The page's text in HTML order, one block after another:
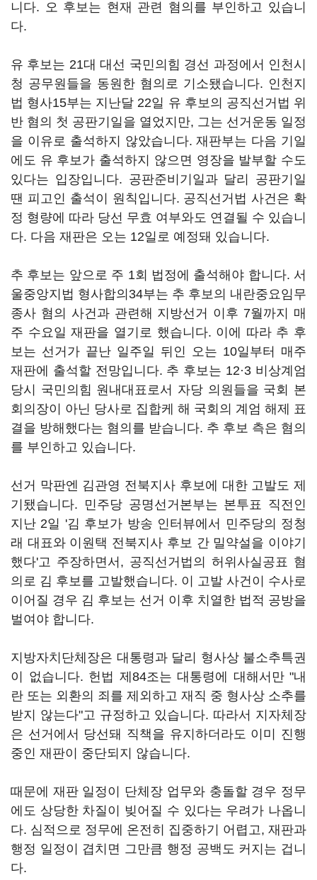
니다. 오 후보는 현재 관련 혐의를 부인하고 있습니
다.
유 후보는 21대 대선 국민의힘 경선 과정에서 인천시
청 공무원들을 동원한 혐의로 기소됐습니다. 인천지
법 형사15부는 지난달 22일 유 후보의 공직선거법 위
반 혐의 첫 공판기일을 열었지만, 그는 선거운동 일정
을 이유로 출석하지 않았습니다. 재판부는 다음 기일
에도 유 후보가 출석하지 않으면 영장을 발부할 수도
있다는 입장입니다. 공판준비기일과 달리 공판기일
땐 피고인 출석이 원칙입니다. 공직선거법 사건은 확
정 형량에 따라 당선 무효 여부와도 연결될 수 있습니
다. 다음 재판은 오는 12일로 예정돼 있습니다.
추 후보는 앞으로 주 1회 법정에 출석해야 합니다. 서
울중앙지법 형사합의34부는 추 후보의 내란중요임무
종사 혐의 사건과 관련해 지방선거 이후 7월까지 매
주 수요일 재판을 열기로 했습니다. 이에 따라 추 후
보는 선거가 끝난 일주일 뒤인 오는 10일부터 매주
재판에 출석할 전망입니다. 추 후보는 12·3 비상계엄
당시 국민의힘 원내대표로서 자당 의원들을 국회 본
회의장이 아닌 당사로 집합케 해 국회의 계엄 해제 표
결을 방해했다는 혐의를 받습니다. 추 후보 측은 혐의
를 부인하고 있습니다.
선거 막판엔 김관영 전북지사 후보에 대한 고발도 제
기됐습니다. 민주당 공명선거본부는 본투표 직전인
지난 2일 '김 후보가 방송 인터뷰에서 민주당의 정청
래 대표와 이원택 전북지사 후보 간 밀약설을 이야기
했다'고 주장하면서, 공직선거법의 허위사실공표 혐
의로 김 후보를 고발했습니다. 이 고발 사건이 수사로
이어질 경우 김 후보는 선거 이후 치열한 법적 공방을
벌여야 합니다.
지방자치단체장은 대통령과 달리 형사상 불소추특권
이 없습니다. 헌법 제84조는 대통령에 대해서만 "내
란 또는 외환의 죄를 제외하고 재직 중 형사상 소추를
받지 않는다"고 규정하고 있습니다. 따라서 지자체장
은 선거에서 당선돼 직책을 유지하더라도 이미 진행
중인 재판이 중단되지 않습니다.
때문에 재판 일정이 단체장 업무와 충돌할 경우 정무
에도 상당한 차질이 빚어질 수 있다는 우려가 나옵니
다. 심적으로 정무에 온전히 집중하기 어렵고, 재판과
행정 일정이 겹치면 그만큼 행정 공백도 커지는 겁니
다.